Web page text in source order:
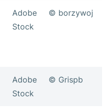
Adobe
Stock
© borzywoj
Adobe
Stock
© Grispb